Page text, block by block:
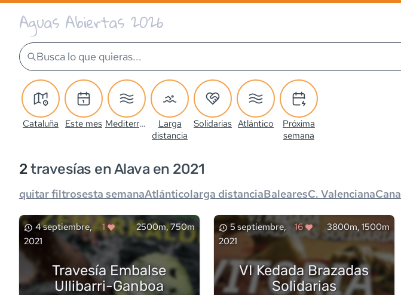
Aguas Abiertas 2026
Busca lo que quieras...
Cataluña Este mes Mediterráneo
Larga
distancia
Solidarias Atlántico
Próxima
semana
2travesías en Alava en 2021
quitar filtrosesta semanaAtlánticolarga distanciaBalearesC. Valenciana
4 septiembre,
2021
1 2500m, 750m
Travesía Embalse
Ullibarri-Ganboa
5 septiembre,
2021
16 3800m, 1500m
VI Kedada Brazadas
Solidarias